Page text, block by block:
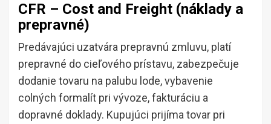
CFR – Cost and Freight (náklady a
prepravné)
Predávajúci uzatvára prepravnú zmluvu, platí
prepravné do cieľového prístavu, zabezpečuje
dodanie tovaru na palubu lode, vybavenie
colných formalít pri vývoze, fakturáciu a
dopravné doklady. Kupujúci prijíma tovar pri